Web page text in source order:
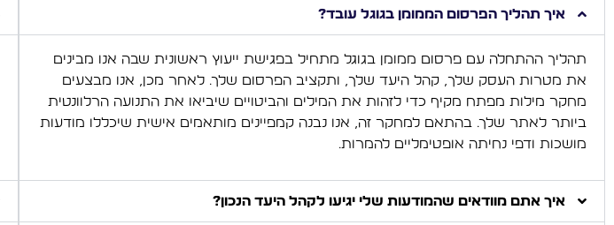
איך תהליך הפרסום הממומן בגוגל עובד?
תהליך ההתחלה עם פרסום ממומן בגוגל מתחיל בפגישת ייעוץ ראשונית שבה אנו מבינים
את מטרות העסק שלך, קהל היעד שלך, ותקציב הפרסום שלך. לאחר מכן, אנו מבצעים
מחקר מילות מפתח מקיף כדי לזהות את המילים והביטויים שיביאו את התנועה הרלוונטית
ביותר לאתר שלך. בהתאם למחקר זה, אנו נבנה קמפיינים מותאמים אישית שיכללו מודעות
מושכות ודפי נחיתה אופטימליים להמרות.
איך אתם מוודאים שהמודעות שלי יגיעו לקהל היעד הנכון?